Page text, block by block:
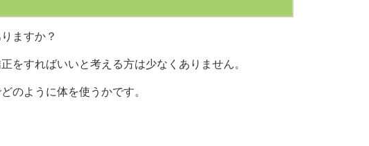
ますか？
をすればいいと考える方は少なくありません。
のように体を使うかです。